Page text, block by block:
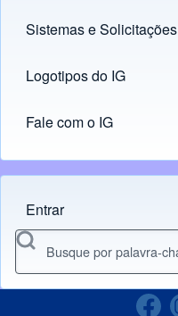
Sistemas e Solicitações
(opens in new tab)
Logotipos do IG
(opens in new tab)
Fale com o IG
Menu do usuário
Entrar
Search